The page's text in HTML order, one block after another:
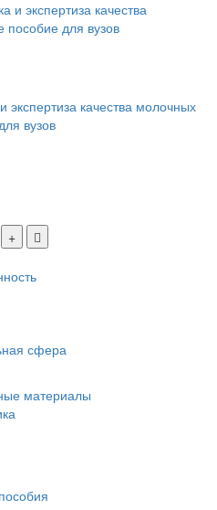
качества молочных
вузов
сфера
материалы